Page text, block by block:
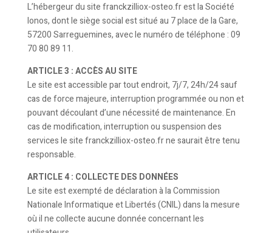
L’hébergeur du site franckzilliox-osteo.fr est la Société
Ionos, dont le siège social est situé au 7 place de la Gare,
57200 Sarreguemines, avec le numéro de téléphone : 09
70 80 89 11.
ARTICLE 3 : ACCÈS AU SITE
Le site est accessible par tout endroit, 7j/7, 24h/24 sauf
cas de force majeure, interruption programmée ou non et
pouvant découlant d’une nécessité de maintenance. En
cas de modification, interruption ou suspension des
services le site franckzilliox-osteo.fr ne saurait être tenu
responsable.
ARTICLE 4 : COLLECTE DES DONNÉES
Le site est exempté de déclaration à la Commission
Nationale Informatique et Libertés (CNIL) dans la mesure
où il ne collecte aucune donnée concernant les